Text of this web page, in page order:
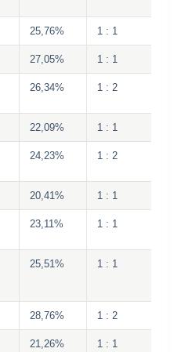
25,76% 1 : 1
27,05% 1 : 1
26,34% 1 : 2
22,09% 1 : 1
24,23% 1 : 2
20,41% 1 : 1
23,11% 1 : 1
25,51% 1 : 1
28,76% 1 : 2
21,26% 1 : 1